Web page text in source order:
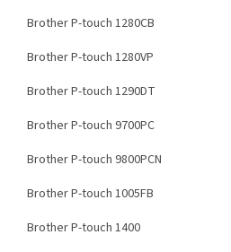
Brother P-touch 1280CB
Brother P-touch 1280VP
Brother P-touch 1290DT
Brother P-touch 9700PC
Brother P-touch 9800PCN
Brother P-touch 1005FB
Brother P-touch 1400